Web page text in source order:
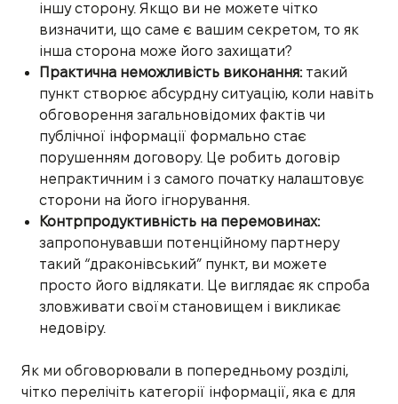
іншу сторону. Якщо ви не можете чітко
визначити, що саме є вашим секретом, то як
інша сторона може його захищати?
Практична неможливість виконання:такий
пункт створює абсурдну ситуацію, коли навіть
обговорення загальновідомих фактів чи
публічної інформації формально стає
порушенням договору. Це робить договір
непрактичним і з самого початку налаштовує
сторони на його ігнорування.
Контрпродуктивність на перемовинах:
запропонувавши потенційному партнеру
такий “драконівський” пункт, ви можете
просто його відлякати. Це виглядає як спроба
зловживати своїм становищем і викликає
недовіру.
Як ми обговорювали в попередньому розділі,
чітко перелічіть категорії інформації, яка є для